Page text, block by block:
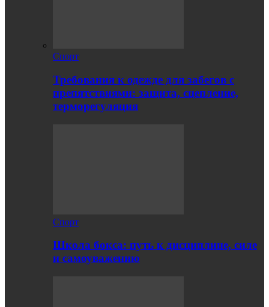
Спорт
Требования к одежде для забегов с
препятствиями: защита, сцепление,
терморегуляция
Спорт
Школа бокса: путь к дисциплине, силе
и самоуважению